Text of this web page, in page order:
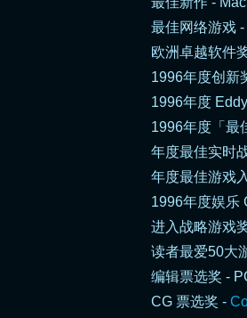
最佳网络游戏
欧洲卓越软件
1996年度创新
1996年度
1996年度「最
年度最佳实时
年度最佳游戏
1996年度娱乐
进入战略游戏
读者最爱50大
编辑票选奖 -
CG 票选奖 -